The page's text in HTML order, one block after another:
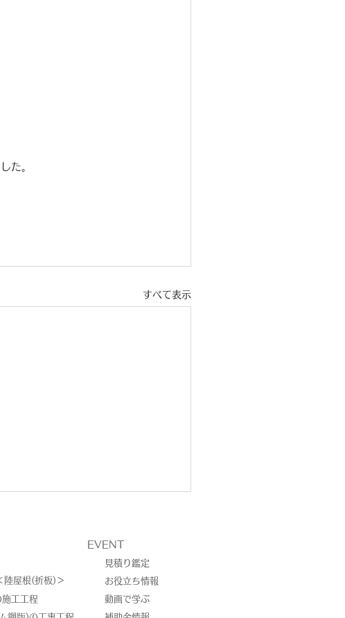
た。
すべて表示
EVENT
陸屋根(折板)＞
工工程
見積り鑑定
お役立ち情報
動画で学ぶ